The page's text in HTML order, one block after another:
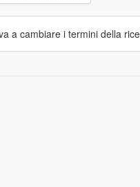
a cambiare i termini della